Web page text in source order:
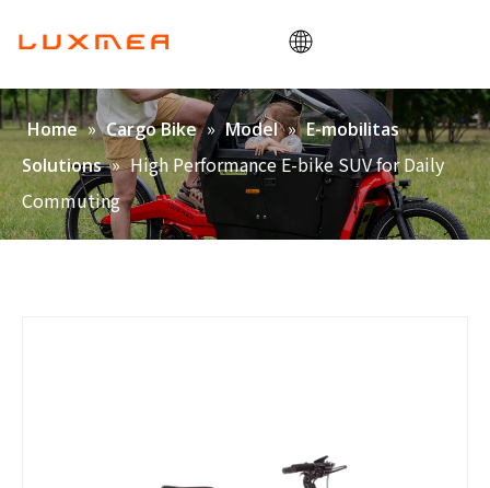
Home
Societas
Cargobike
utilitas
Home » Cargo Bike » Model » E-mobilitas
Solutions » High Performance E-bike SUV for Daily
Commuting